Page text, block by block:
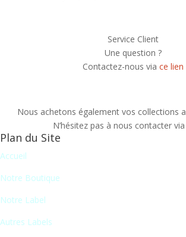
Service Client
Une question ?
Contactez-nous via ce lien
Nous achetons également vos collections
N’hésitez pas à nous contacter via
Plan du Site
Accueil
Notre Boutique
Notre Label
Autres Labels